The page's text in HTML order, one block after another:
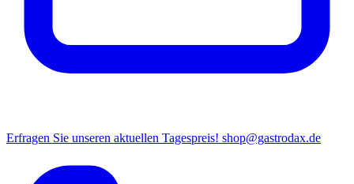
Erfragen Sie unseren aktuellen Tagespreis! shop@gastrodax.de